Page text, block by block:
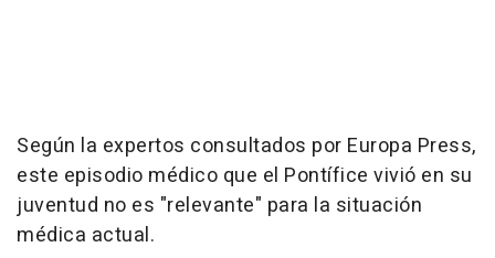
Según la expertos consultados por Europa Press,
este episodio médico que el Pontífice vivió en su
juventud no es "relevante" para la situación
médica actual.